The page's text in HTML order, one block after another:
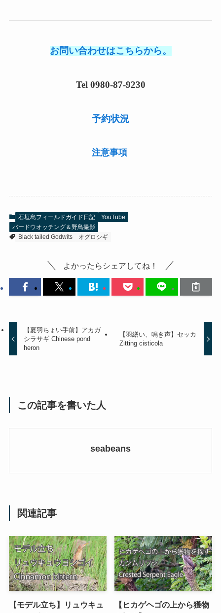
お問い合わせはこちらから。
Tel 0980-87-9230
予約状況
注意事項
石垣島フィールドガイド日記
YouTube
バードウオッチング＆野鳥撮影
Black tailed Godwits
オグロシギ
よかったらシェアしてね！
【夏羽ちょい手前】アカガ
シラサギ Chinese pond
heron
【羽繕い、鳴き声】セッカ
Zitting cisticola
この記事を書いた人
seabeans
関連記事
【モデル立ち】リュウキュ
【ヒカゲヘゴの上から獲物